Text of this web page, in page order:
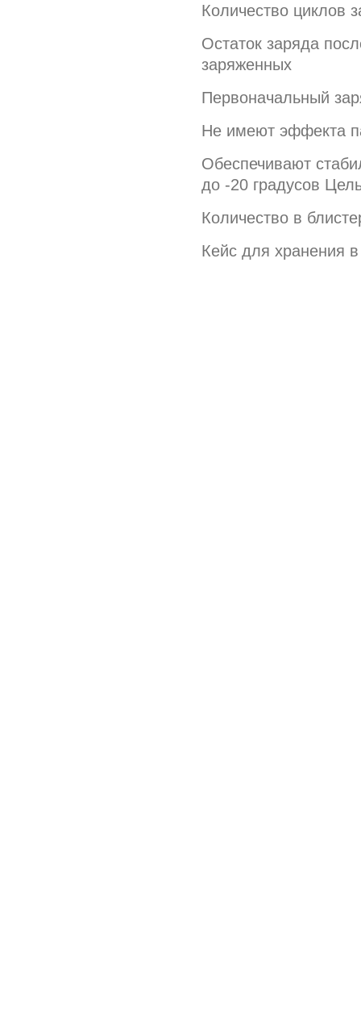
Количество циклов
Остаток заряда
заряженных
Первоначальный
Не имеют эффекта
Обеспечивают
до -20 градусов
Количество в
Кейс для хранения